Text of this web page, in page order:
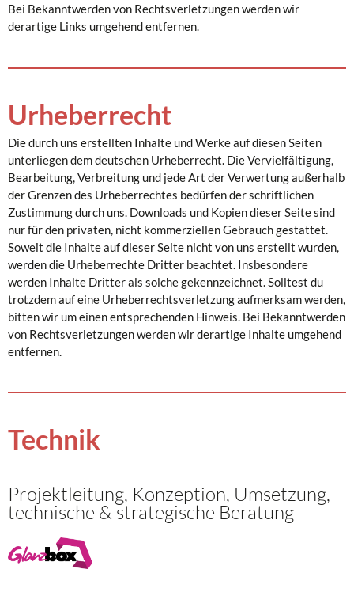
Bei Bekanntwerden von Rechtsverletzungen werden wir
derartige Links umgehend entfernen.
Urheberrecht
Die durch uns erstellten Inhalte und Werke auf diesen Seiten
unterliegen dem deutschen Urheberrecht. Die Vervielfältigung,
Bearbeitung, Verbreitung und jede Art der Verwertung außerhalb
der Grenzen des Urheberrechtes bedürfen der schriftlichen
Zustimmung durch uns. Downloads und Kopien dieser Seite sind
nur für den privaten, nicht kommerziellen Gebrauch gestattet.
Soweit die Inhalte auf dieser Seite nicht von uns erstellt wurden,
werden die Urheberrechte Dritter beachtet. Insbesondere
werden Inhalte Dritter als solche gekennzeichnet. Solltest du
trotzdem auf eine Urheberrechtsverletzung aufmerksam werden,
bitten wir um einen entsprechenden Hinweis. Bei Bekanntwerden
von Rechtsverletzungen werden wir derartige Inhalte umgehend
entfernen.
Technik
Projektleitung, Konzeption, Umsetzung,
technische & strategische Beratung